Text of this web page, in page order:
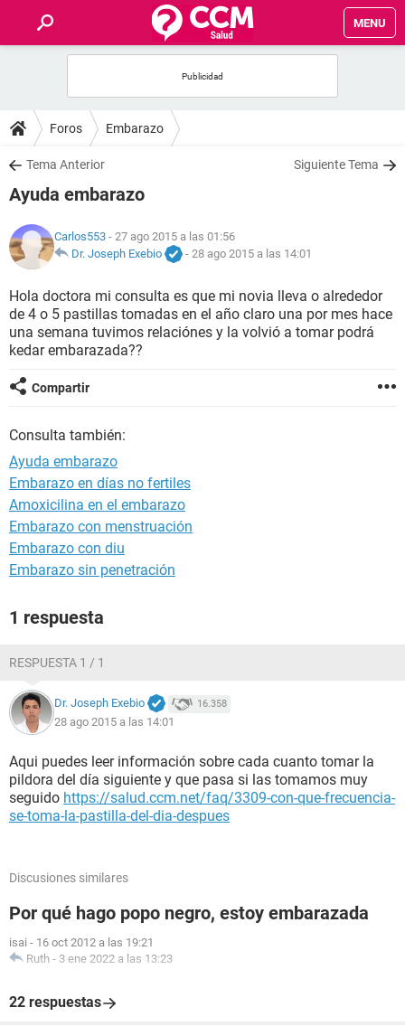
MENU
FOROS
SALUD
FAMILIA
NUTRICIÓN
BIENESTAR
SEXUALIDAD
GLOSARIO
Foros Embarazo
Tema Anterior Siguiente Tema
Ayuda embarazo
Carlos553 - 27 ago 2015 a las 01:56
Dr. Joseph Exebio
- 28 ago 2015 a las 14:01
Hola doctora mi consulta es que mi novia lleva o alrededor
de 4 o 5 pastillas tomadas en el año claro una por mes hace
una semana tuvimos relaciónes y la volvió a tomar podrá
kedar embarazada??
Compartir
Consulta también:
Ayuda embarazo
Embarazo en días no fertiles
Amoxicilina en el embarazo
Embarazo con menstruación
Embarazo con diu
Embarazo sin penetración
1 respuesta
RESPUESTA 1 / 1
Dr. Joseph Exebio 16.358
28 ago 2015 a las 14:01
Aqui puedes leer información sobre cada cuanto tomar la
pildora del día siguiente y que pasa si las tomamos muy
seguido https://salud.ccm.net/faq/3309-con-que-frecuencia-
se-toma-la-pastilla-del-dia-despues
Discusiones similares
Por qué hago popo negro, estoy embarazada
isai - 16 oct 2012 a las 19:21
Ruth - 3 ene 2022 a las 13:23
22 respuestas